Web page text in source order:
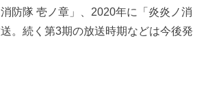
防隊 壱ノ章」、2020年に「炎炎ノ消
。続く第3期の放送時期などは今後発